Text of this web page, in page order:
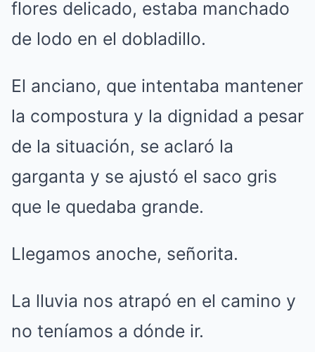
flores delicado, estaba manchado
de lodo en el dobladillo.
El anciano, que intentaba mantener
la compostura y la dignidad a pesar
de la situación, se aclaró la
garganta y se ajustó el saco gris
que le quedaba grande.
Llegamos anoche, señorita.
La lluvia nos atrapó en el camino y
no teníamos a dónde ir.